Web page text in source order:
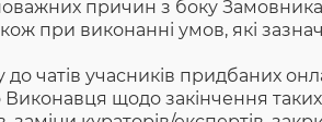
причин з боку
при виконанні умов, які
чатів учасників придбаних
щодо закінчення таких